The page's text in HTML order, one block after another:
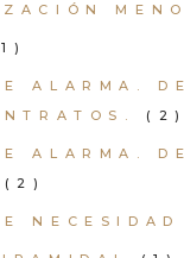
ALARMA.
(2)
ALARMA.
(2)
NECESIDAD